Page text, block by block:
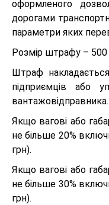
оформленого
дорогами
параметри яких
Розмір штрафу – 500
Штраф
підприємців або
вантажовідправника.
Якщо вагові або
не більше 20%
грн).
Якщо вагові або
не більше 30%
грн).